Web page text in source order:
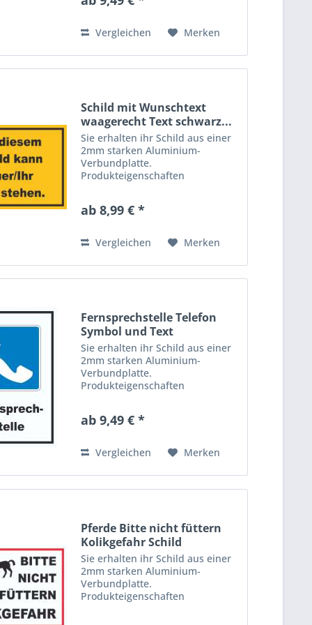
beidseitig mit Aluminium-
hochwertige Material ist...
Vergleichen Merken
Schild mit Wunschtext
waagerecht Text schwarz...
Sie erhalten ihr Schild aus einer
2mm starken Aluminium-
Verbundplatte.
Produkteigenschaften
beidseitig mit Aluminium-
hochwertige Material ist...
ab 8,99 € *
Vergleichen Merken
Fernsprech­stelle Telefon
Symbol und Text
Sie erhalten ihr Schild aus einer
2mm starken Aluminium-
Verbundplatte.
Produkteigenschaften
beidseitig mit Aluminium-
hochwertige Material ist...
ab 9,49 € *
Vergleichen Merken
Pferde Bitte nicht füttern
Kolikgefahr Schild
Sie erhalten ihr Schild aus einer
2mm starken Aluminium-
Verbundplatte.
Produkteigenschaften